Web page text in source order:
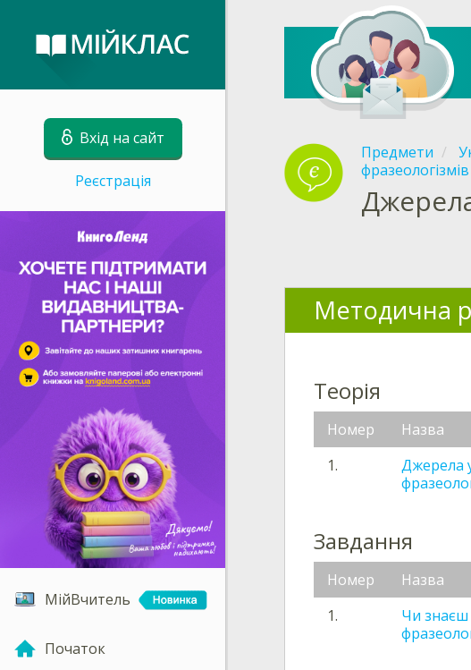
Вхід на сайт
Реєстрація
МійВчитель
Початок
Предмети
фразеологізмів
Методична
Теорія
Номер Назва
1.
Джерела
Завдання
Номер Назва
1.
Чи знаєш